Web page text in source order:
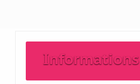
Informations